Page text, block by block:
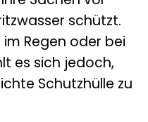
schützt.
Regen oder bei
es sich jedoch,
Schutzhülle zu